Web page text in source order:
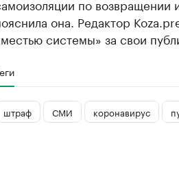
по
она. Редактор
системы» за свои
штраф СМИ коронавирус